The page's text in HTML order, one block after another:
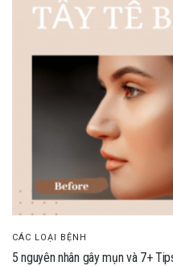
CÁC LOẠI BỆNH
5 nguyên nhân gây mụn và 7+